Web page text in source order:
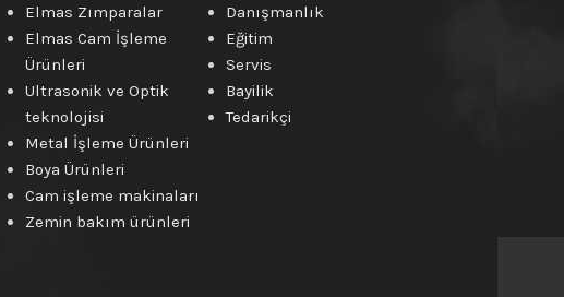
Elmas Zımparalar
Elmas Cam İşleme
Ürünleri
Ultrasonik ve Optik
teknolojisi
Metal İşleme Ürünleri
Boya Ürünleri
Cam işleme makinaları
Zemin bakım ürünleri
Danışmanlık
Eğitim
Servis
Bayilik
Tedarikçi